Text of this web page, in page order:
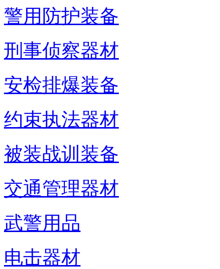
警用防护装备
刑事侦察器材
安检排爆装备
约束执法器材
被装战训装备
交通管理器材
武警用品
电击器材